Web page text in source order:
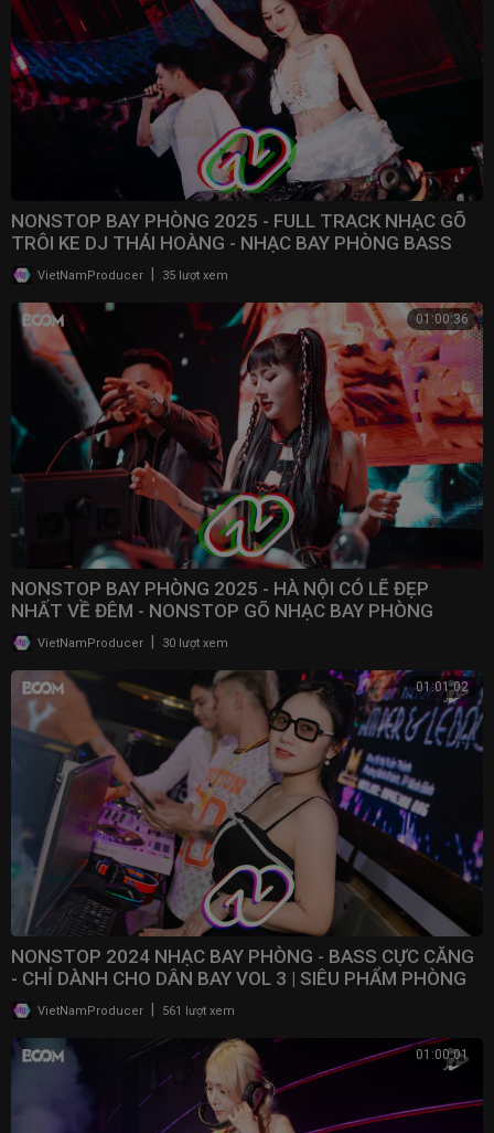
NONSTOP BAY PHÒNG 2025 - FULL TRACK NHẠC GÕ
TRÔI KE DJ THÁI HOÀNG - NHẠC BAY PHÒNG BASS
CWCH MẠNH
VietNamProducer 35 lượt xem
01:00:36
NONSTOP BAY PHÒNG 2025 - HÀ NỘI CÓ LẼ ĐẸP
NHẤT VỀ ĐÊM - NONSTOP GÕ NHẠC BAY PHÒNG
BASS CỰC MẠNH 2025
VietNamProducer 30 lượt xem
01:01:02
NONSTOP 2024 NHẠC BAY PHÒNG - BASS CỰC CĂNG
- CHỈ DÀNH CHO DÂN BAY VOL 3 | SIÊU PHẨM PHÒNG
BAY 2024
VietNamProducer 561 lượt xem
01:00:01